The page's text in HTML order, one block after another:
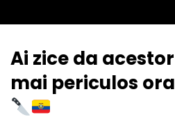
Ai zice da
mai periculos